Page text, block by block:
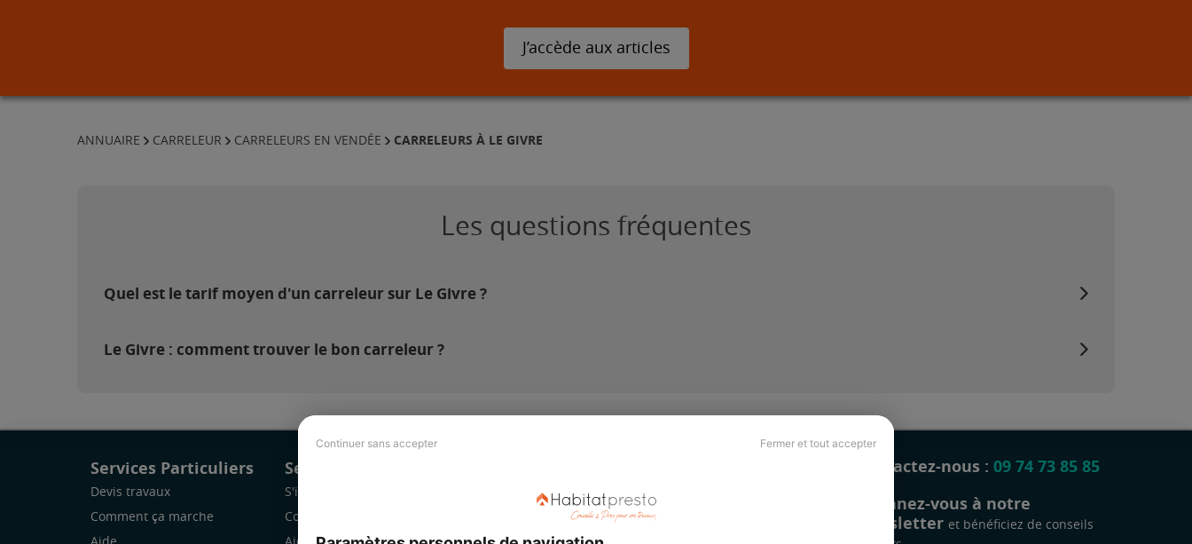
Continuer sans accepter Fermer et tout accepter
J’accède aux articles
ANNUAIRE CARRELEUR CARRELEURS EN VENDÉE CARRELEURS À LE GIVRE
Les questions fréquentes
Quel est le tarif moyen d'un carreleur sur Le Givre ?
Le Givre : comment trouver le bon carreleur ?
Services Particuliers
Devis travaux
Comment ça marche
Services Pro
S'inscrire
Comment ça marche
Revue de presse
Contactez-nous : 09 74 73 85 85
Abonnez-vous à notre
newsletter et bénéficiez de conseils